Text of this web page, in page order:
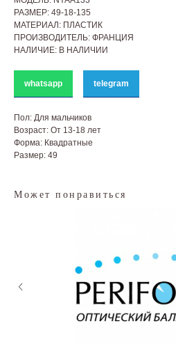
РАЗМЕР: 49-18-135
МАТЕРИАЛ: ПЛАСТИК
ПРОИЗВОДИТЕЛЬ: ФРАНЦИЯ
НАЛИЧИЕ: В НАЛИЧИИ
whatsapp telegram
Пол: Для мальчиков
Возраст: От 13-18 лет
Форма: Квадратные
Размер: 49
Может понравиться